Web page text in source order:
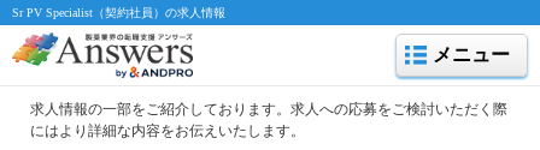
Sr PV Specialist（契約社員）の求人情報
メニュー
求人情報の一部をご紹介しております。求人への応募をご検討いただく際
にはより詳細な内容をお伝えいたします。